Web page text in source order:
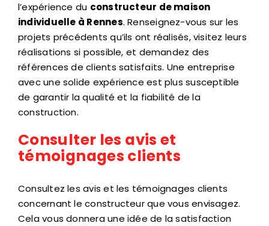
l’expérience du constructeur de maison
individuelle à Rennes. Renseignez-vous sur les
projets précédents qu’ils ont réalisés, visitez leurs
réalisations si possible, et demandez des
références de clients satisfaits. Une entreprise
avec une solide expérience est plus susceptible
de garantir la qualité et la fiabilité de la
construction.
Consulter les avis et
témoignages clients
Consultez les avis et les témoignages clients
concernant le constructeur que vous envisagez.
Cela vous donnera une idée de la satisfaction